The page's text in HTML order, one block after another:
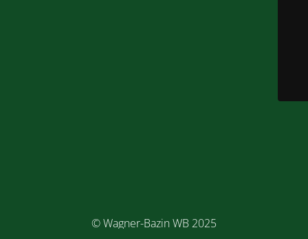
© Wagner-Bazin WB 2025